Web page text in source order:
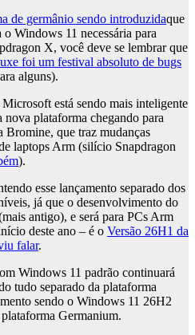
de germânio sendo introduzidaque
o Windows 11 necessária para
X, você deve se lembrar que
foi um festival absoluto de bugs
alguns).
está sendo mais inteligente
nova plataforma chegando para
Bromine, que traz mudanças
laptops Arm (silício Snapdragon
).
esse lançamento separado dos
já que o desenvolvimento do
antigo), e será para PCs Arm
deste ano – é o Versão 26H1 da
falar.
Windows 11 padrão continuará
tudo separado da plataforma
sendo o Windows 11 26H2
Germanium.